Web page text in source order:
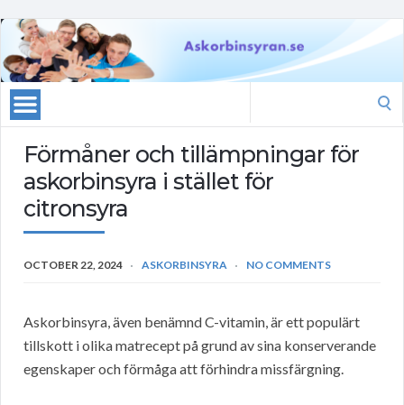
Förmåner och tillämpningar för
askorbinsyra i stället för
citronsyra
OCTOBER 22, 2024 ASKORBINSYRA NO COMMENTS
Askorbinsyra, även benämnd C-vitamin, är ett populärt
tillskott i olika matrecept på grund av sina konserverande
egenskaper och förmåga att förhindra missfärgning.